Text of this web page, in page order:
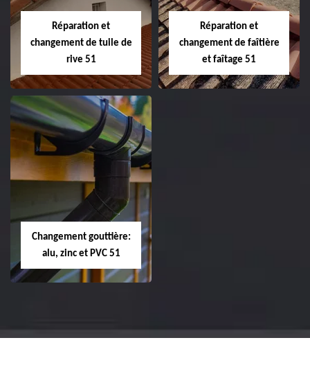
Marne
Réparation et
changement de tuile de
rive 51
Réparation et
changement de
tuile de rive 51
Réparation et
changement de faîtière
et faîtage 51
Changement gouttière:
alu, zinc et PVC 51